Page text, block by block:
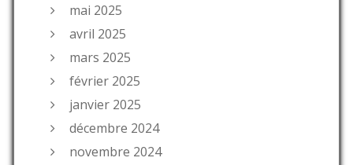
mai 2025
avril 2025
mars 2025
février 2025
janvier 2025
décembre 2024
novembre 2024